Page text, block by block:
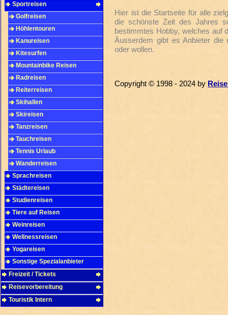
Sportreisen
Golfreisen
Höhlentouren
Kanureisen
Kitesurfen
Mountainbike Reisen
Radreisen
Reiterreisen
Skihallen
Skireisen
Tanzreisen
Tauchreisen
Tennis Urlaub
Wanderreisen
Sprachreisen
Städtereisen
Studienreisen
Tiere auf Reisen
Weinreisen
Wellnessreisen
Yogareisen
Sonstige Spezialanbieter
Freizeit / Tickets
Reisevorbereitung
Touristik Intern
Hier ist die Startseite für alle
die schönste Zeit des Jahres
bestimmtes Hobby, welches auf
Äusserdem gibt es Anbieter die
oder wollen.
Copyright © 1998 - 2024 by